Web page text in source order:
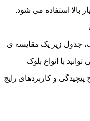
بالا استفاده می شود.
جدول زیر یک مقایسه ی
با انواع بلوک
و کاربردهای رایج